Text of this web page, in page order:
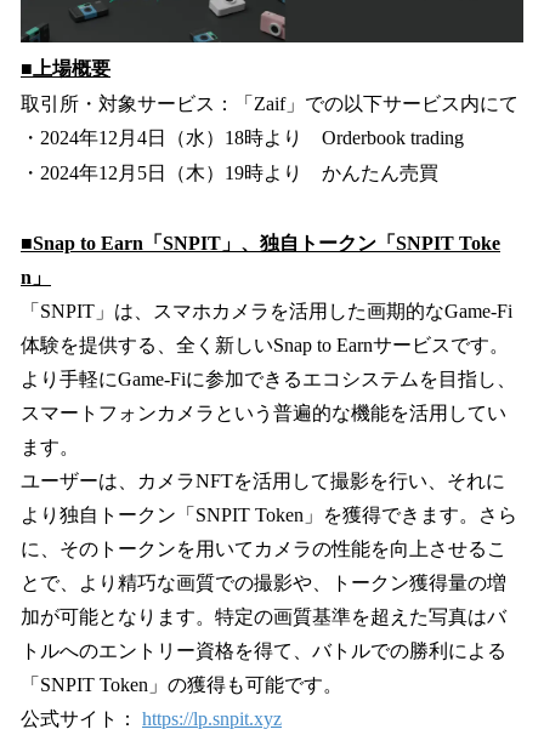
■上場概要
取引所・対象サービス：「Zaif」での以下サービス内にて
・2024年12月4日（水）18時より Orderbook trading
・2024年12月5日（木）19時より かんたん売買
■Snap to Earn「SNPIT」、独自トークン「SNPIT Toke
n」
「SNPIT」は、スマホカメラを活用した画期的なGame-Fi
体験を提供する、全く新しいSnap to Earnサービスです。
より手軽にGame-Fiに参加できるエコシステムを目指し、
スマートフォンカメラという普遍的な機能を活用してい
ます。
ユーザーは、カメラNFTを活用して撮影を行い、それに
より独自トークン「SNPIT Token」を獲得できます。さら
に、そのトークンを用いてカメラの性能を向上させるこ
とで、より精巧な画質での撮影や、トークン獲得量の増
加が可能となります。特定の画質基準を超えた写真はバ
トルへのエントリー資格を得て、バトルでの勝利による
「SNPIT Token」の獲得も可能です。
公式サイト： https://lp.snpit.xyz